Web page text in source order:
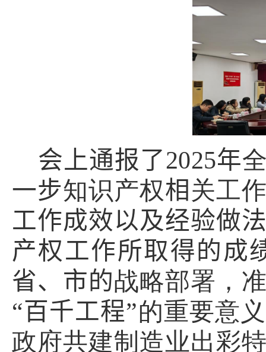
会上通报了2025年
一步知识产权相 关工
工作成效以及经验做
产权工作所取得的成
省、市的战略部署，
“百千工程”的重要意
政府共建制造业出彩